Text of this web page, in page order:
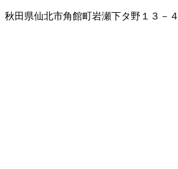
秋田県仙北市角館町岩瀬下タ野１３－４